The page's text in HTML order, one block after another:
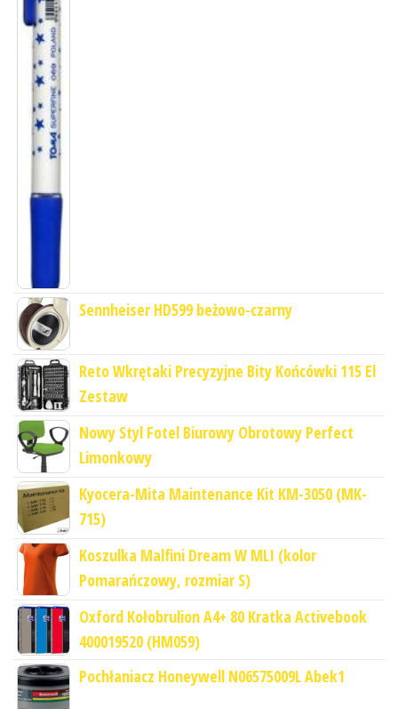
Sennheiser HD599 beżowo-czarny
Reto Wkrętaki Precyzyjne Bity Końcówki 115 El
Zestaw
Nowy Styl Fotel Biurowy Obrotowy Perfect
Limonkowy
Kyocera-Mita Maintenance Kit KM-3050 (MK-
715)
Koszulka Malfini Dream W MLI (kolor
Pomarańczowy, rozmiar S)
Oxford Kołobrulion A4+ 80 Kratka Activebook
400019520 (HM059)
Pochłaniacz Honeywell N06575009L Abek1